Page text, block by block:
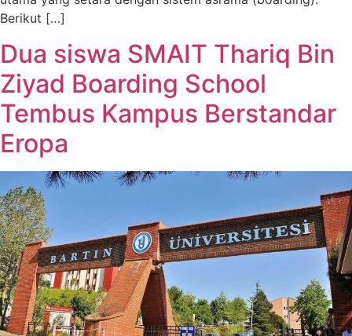
Berikut […]
Dua siswa SMAIT Thariq Bin
Ziyad Boarding School
Tembus Kampus Berstandar
Eropa